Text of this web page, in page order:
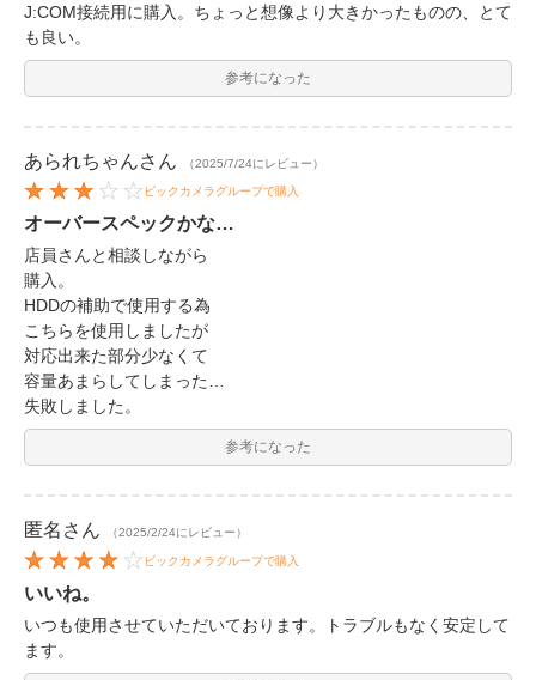
J:COM接続用に購入。ちょっと想像より大きかったものの、とて
も良い。
参考になった
あられちゃんさん （2025/7/24にレビュー）
ビックカメラグループで購入
オーバースペックかな…
店員さんと相談しながら
購入。
HDDの補助で使用する為
こちらを使用しましたが
対応出来た部分少なくて
容量あまらしてしまった…
失敗しました。
参考になった
匿名 さん （2025/2/24にレビュー）
ビックカメラグループで購入
いいね。
いつも使用させていただいております。トラブルもなく安定して
ます。